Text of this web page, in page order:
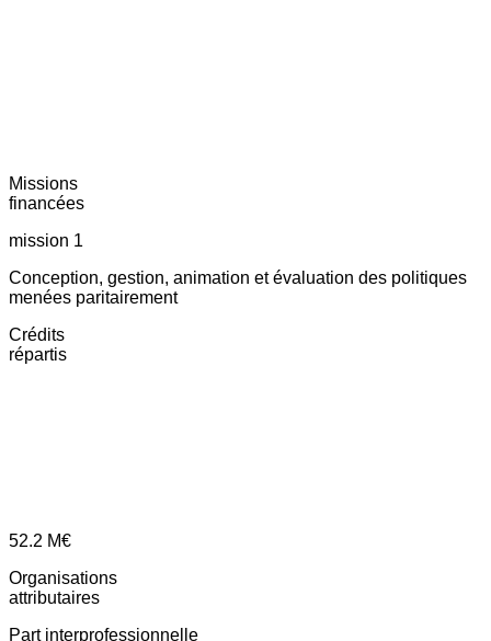
Missions
financées
mission 1
Conception, gestion, animation et évaluation des politiques
menées paritairement
Crédits
répartis
52.2 M€
Organisations
attributaires
Part interprofessionnelle